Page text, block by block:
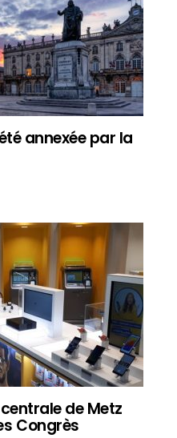
annexée par la
de Metz
Congrès